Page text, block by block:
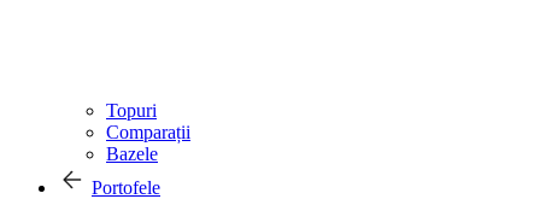
Topuri
Comparații
Bazele
Portofele